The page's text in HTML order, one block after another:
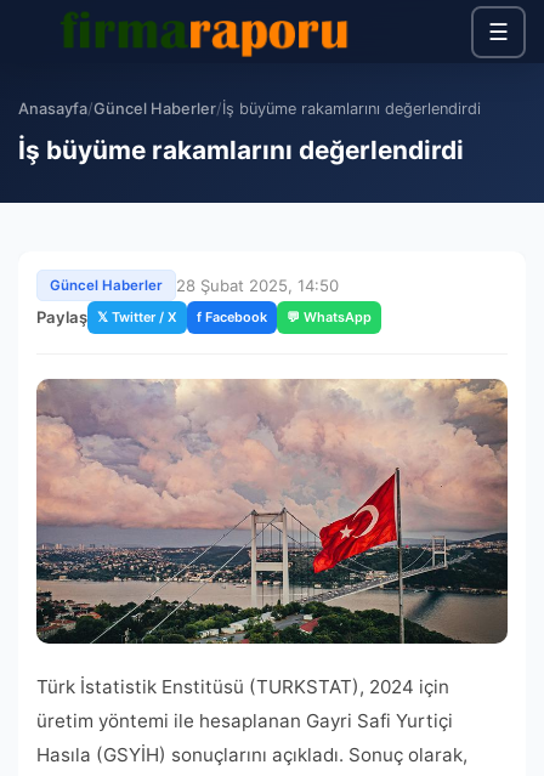
☰
Anasayfa/Güncel Haberler/İş büyüme rakamlarını değerlendirdi
İş büyüme rakamlarını değerlendirdi
Güncel Haberler
28 Şubat 2025, 14:50
Paylaş 𝕏 Twitter / X f Facebook 💬 WhatsApp
Türk İstatistik Enstitüsü (TURKSTAT), 2024 için
üretim yöntemi ile hesaplanan Gayri Safi Yurtiçi
Hasıla (GSYİH) sonuçlarını açıkladı. Sonuç olarak,